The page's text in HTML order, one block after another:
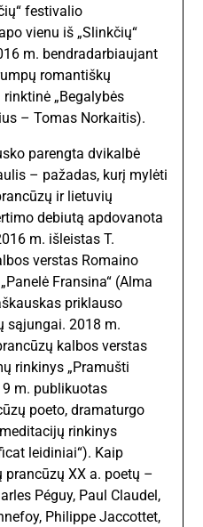
festivalio
vienu iš „Slinkčių“
m. bendradarbiaujant
romantiškų
„Begalybės
– Tomas Norkaitis).
parengta dvikalbė
– pažadas, kurį mylėti
ir lietuvių
debiutą apdovanota
m. išleistas T.
verstas Romaino
Fransina“ (Alma
priklauso
sąjungai. 2018 m.
kalbos verstas
rinkinys „Pramušti
m. publikuotas
poeto, dramaturgo
rinkinys
leidiniai“). Kaip
XX a. poetų –
Péguy, Paul Claudel,
Philippe Jaccottet,